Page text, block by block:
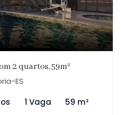
2 quartos, 59m²
ES
1 Vaga 59 m²